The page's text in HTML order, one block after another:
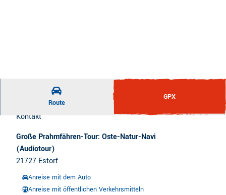
Route
GPX
Kontakt
Große Prahmfähren-Tour: Oste-Natur-Navi
(Audiotour)
21727 Estorf
Anreise mit dem Auto
Anreise mit öffentlichen Verkehrsmitteln